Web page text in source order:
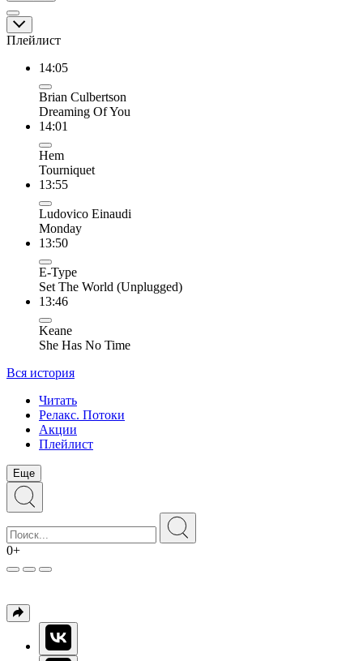
Плейлист
14:05
Brian Culbertson
Dreaming Of You
14:01
Hem
Tourniquet
13:55
Ludovico Einaudi
Monday
13:50
E-Type
Set The World (Unplugged)
13:46
Keane
She Has No Time
Вся история
Читать
Релакс. Потоки
Акции
Плейлист
Еще
0+